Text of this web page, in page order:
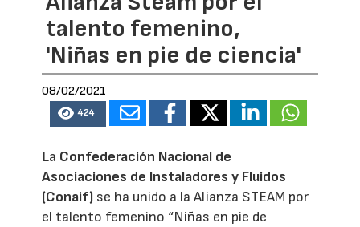
talento femenino,
'Niñas en pie de ciencia'
08/02/2021
424
La Confederación Nacional de
Asociaciones de Instaladores y Fluidos
(Conaif) se ha unido a la Alianza STEAM por
el talento femenino “Niñas en pie de